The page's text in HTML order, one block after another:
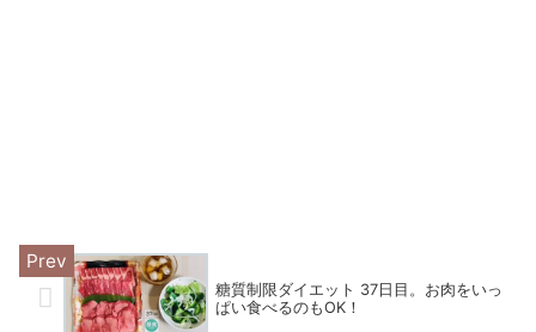
糖質制限ダイエット 37日目。お肉をいっ
ぱい食べるのもOK！